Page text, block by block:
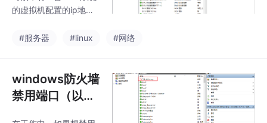
的虚拟机配置的ip地址
此时物理主机可以ping
我们可以想到，有可能
是物理主机防火墙的原
因。把物理主机的防火
#服务器 #linux #网络
windows防火墙
禁用端口（以wi